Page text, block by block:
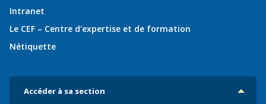
Intranet
Le CEF – Centre d'expertise et de formation
Nétiquette
Accéder à sa section